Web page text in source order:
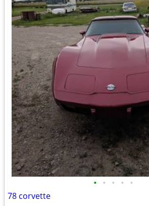
• • • • •
78 corvette